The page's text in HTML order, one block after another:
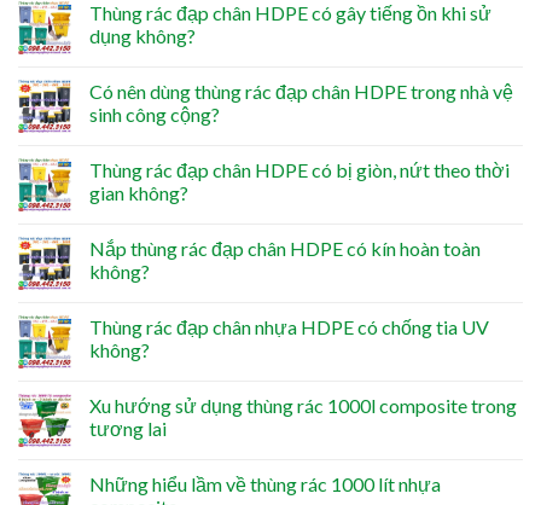
Thùng rác đạp chân HDPE có gây tiếng ồn khi sử
dụng không?
Có nên dùng thùng rác đạp chân HDPE trong nhà vệ
sinh công cộng?
Thùng rác đạp chân HDPE có bị giòn, nứt theo thời
gian không?
Nắp thùng rác đạp chân HDPE có kín hoàn toàn
không?
Thùng rác đạp chân nhựa HDPE có chống tia UV
không?
Xu hướng sử dụng thùng rác 1000l composite trong
tương lai
Những hiểu lầm về thùng rác 1000 lít nhựa